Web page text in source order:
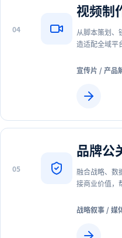
04
视频制
从脚本策划、
造适配全域平
宣传片 / 产品
05
品牌公
融合战略、数
接商业价值，
战略叙事 / 媒